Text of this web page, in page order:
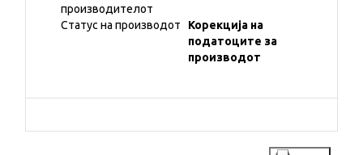
производителот
Статус на производот
Корекција на
податоците за
производот